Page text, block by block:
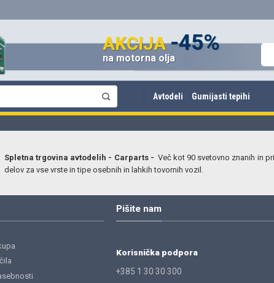
AKCIJAdo -42%
Amortizerji in vzmeti
AKCIJA-45%
na motorna olja
AKCIJAdo 60%
Avto deli in oprema
Avtodeli Gumijasti tepihi
Spletna trgovina avtodelih - Carparts - Več kot 90 svetovno znanih in
delov za vse vrste in tipe osebnih in lahkih tovornih vozil.
Pišite nam
Korisnička podpora
+385 1 30 30 300